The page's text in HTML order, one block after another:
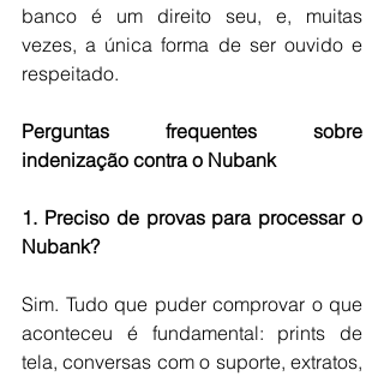
banco é um direito seu, e, muitas
vezes, a única forma de ser ouvido e
respeitado.
Perguntas frequentes sobre
indenização contra o Nubank
1. Preciso de provas para processar o
Nubank?
Sim. Tudo que puder comprovar o que
aconteceu é fundamental: prints de
tela, conversas com o suporte, extratos,